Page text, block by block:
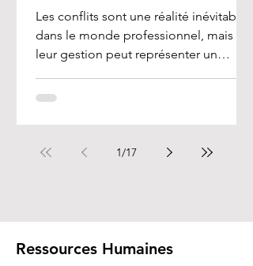
Les conflits sont une réalité inévitable
dans le monde professionnel, mais
leur gestion peut représenter un
1/17
Ressources Humaines